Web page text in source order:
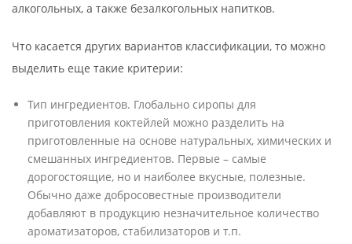
алкогольных, а также безалкогольных напитков.
Что касается других вариантов классификации, то можно
выделить еще такие критерии:
Тип ингредиентов. Глобально сиропы для
приготовления коктейлей можно разделить на
приготовленные на основе натуральных, химических и
смешанных ингредиентов. Первые – самые
дорогостоящие, но и наиболее вкусные, полезные.
Обычно даже добросовестные производители
добавляют в продукцию незначительное количество
ароматизаторов, стабилизаторов и т.п.